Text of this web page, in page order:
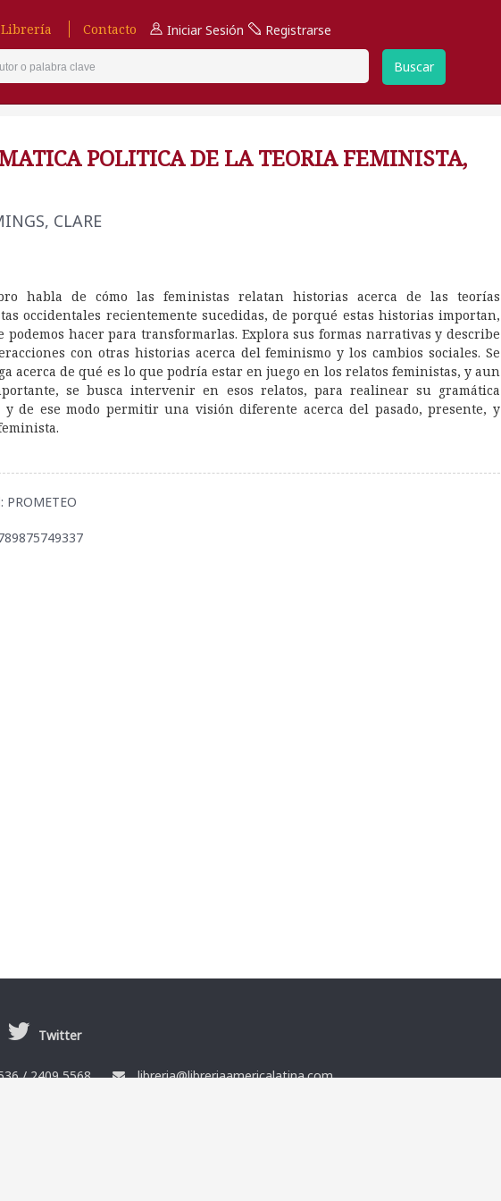
Contacto Iniciar Sesión Registrarse
Buscar
POLITICA DE LA TEORIA FEMINISTA,
CLARE
habla de cómo las feministas relatan historias acerca de las teorías
occidentales recientemente sucedidas, de porqué estas historias importan,
podemos hacer para transformarlas. Explora sus formas narrativas y describe
con otras historias acerca del feminismo y los cambios sociales. Se
acerca de qué es lo que podría estar en juego en los relatos feministas, y aun
se busca intervenir en esos relatos, para realinear su gramática
y de ese modo permitir una visión diferente acerca del pasado, presente, y
PROMETEO
Twitter
/2409 5568 libreria@libreriaamericalatina.com